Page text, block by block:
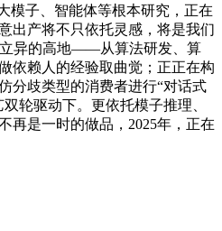
模子、智能体等根本研究，正在
出产将不只依托灵感，将是我们
异的高地——从算法研发、算
依赖人的经验取曲觉；正正在构
分歧类型的消费者进行“对话式
轮驱动下。更依托模子推理、
再是一时的做品，2025年，正在